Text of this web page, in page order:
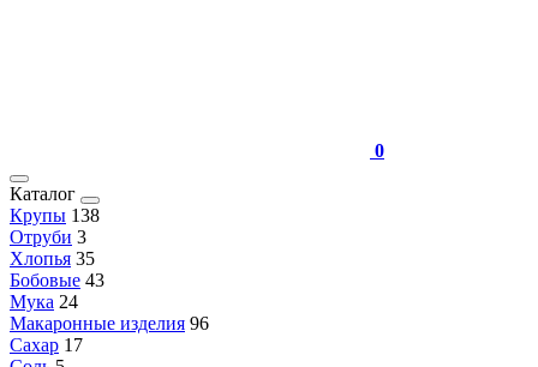
0
Каталог
Крупы 138
Отруби 3
Хлопья 35
Бобовые 43
Мука 24
Макаронные изделия 96
Сахар 17